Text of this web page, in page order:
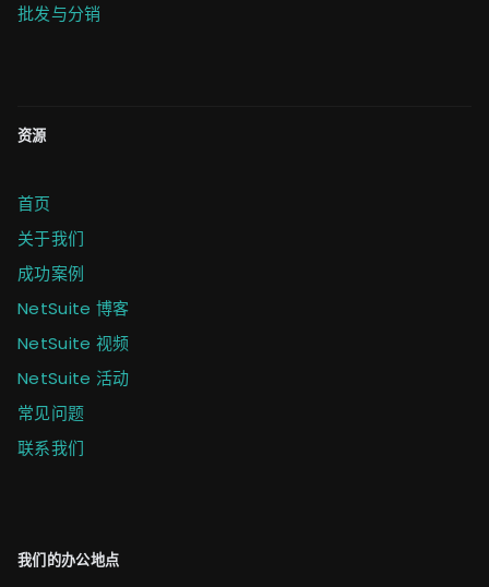
批发与分销
资源
首页
关于我们
成功案例
NetSuite 博客
NetSuite 视频
NetSuite 活动
常见问题
联系我们
我们的办公地点